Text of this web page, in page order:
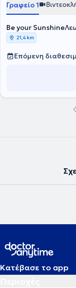
Γραφείο 1
Be your Sunshine
21,4 km
Επόμενη
Κατέβασε το app